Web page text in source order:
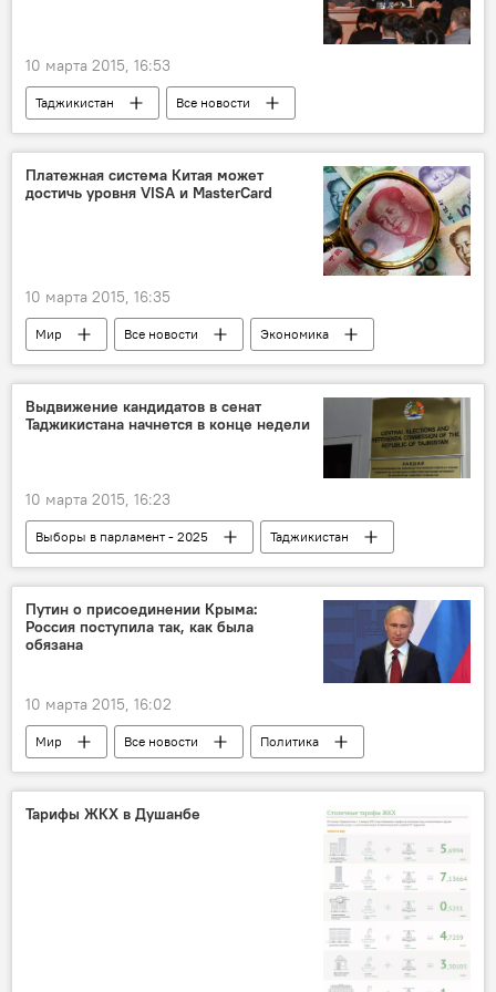
10 марта 2015, 16:53
Таджикистан
Все новости
Тохир Джабборзода
Раджабали Ширинов
Агентство по борьбе с коррупцией Таджикистана
Эмомали Рахмон
Платежная система Китая может
достичь уровня VISA и MasterCard
10 марта 2015, 16:35
Мир Все новости
Экономика
Китай
SWIFT
евро
система клиринга
юань
Центральная Азия
Таджикистан
Выдвижение кандидатов в сенат
Таджикистана начнется в конце недели
10 марта 2015, 16:23
Выборы в парламент - 2025
Таджикистан
Все новости
ЦКВР РТ
парламент
выборы
сенат
Путин о присоединении Крыма:
Россия поступила так, как была
обязана
10 марта 2015, 16:02
Мир Все новости
Политика
Крым
Украина
Владимир Путин
Россия
фильм
Тарифы ЖКХ в Душанбе